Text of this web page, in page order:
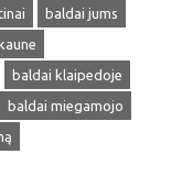
baldai jums
baldai klaipedoje
baldai miegamojo